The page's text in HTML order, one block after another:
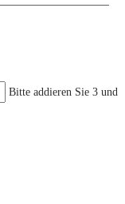
Bitte addieren Sie 3 und